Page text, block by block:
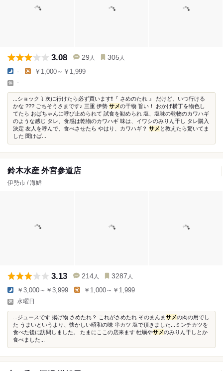
3.08 29 人 305 人
- ￥1,000～￥1,999
-
...ショック ⤵ 次に行けたら必ず買います❗『 さめのたれ 』 だけど、いつ行ける
かな ??? ごちそうさまです♪ 三重 伊勢 サメの干物 旨い！ おかげ横丁を物色し
てたら おばちゃんに呼び止められて 試食を勧められ 塩、塩味の乾物のカワハギ
のような感じ タレ、食感は乾物のカワハギ 味は、イワシのみりん干し タレ購入
決定 友人を呼んで、食べさせたら やはり、カワハギ？ サメ と教えたら驚いてま
した 聞けば...
鈴木水産 外宮参道店
伊勢市 / 海鮮
3.13 214 人 3287 人
￥3,000～￥3,999 ￥1,000～￥1,999
水曜日
...ジュースです 揚げ物 さめたれ？ これがさめたれ そのまんまサメの肉の用でし
た うまいというより、懐かしい昭和の味 串カツ 塩で頂きました...ミンチカツを
食べた後に訪問しました。 たまにここの店来ます 牡蠣やサメのみりん干しとか
食べました...